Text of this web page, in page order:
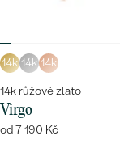
14k 14k 14k
14k růžové zlato
Virgo
od 7 190 Kč